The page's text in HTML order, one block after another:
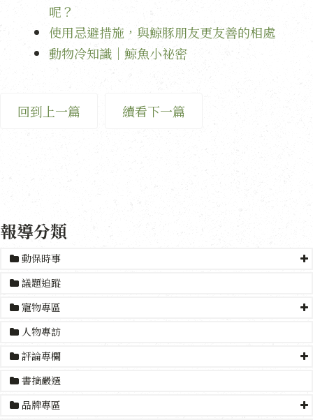
呢？
使用忌避措施，與鯨豚朋友更友善的相處
動物冷知識｜鯨魚小祕密
回到上一篇 續看下一篇
報導分類
動保時事
議題追蹤
寵物專區
人物專訪
評論專欄
書摘嚴選
品牌專區